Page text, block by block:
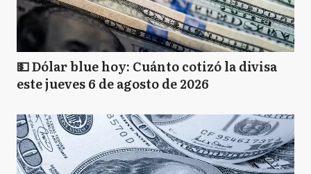
💵 Dólar blue hoy: Cuánto cotizó la divisa
este jueves 6 de agosto de 2026